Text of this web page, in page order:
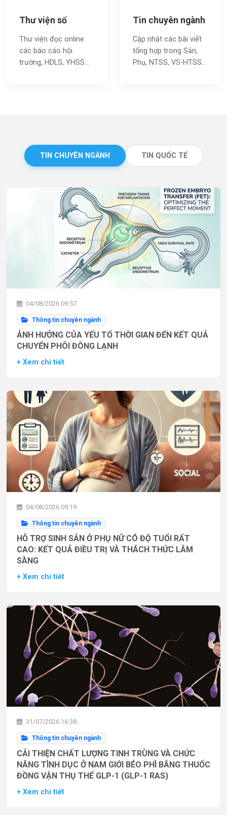
Thư viện số
Thư viện đọc online
các báo cáo hội
trường, HDLS, YHSS…
Tin chuyên ngành
Cập nhật các bài viết
tổng hợp trong Sản,
Phụ, NTSS, VS-HTSS...
TIN CHUYÊN NGÀNH TIN QUỐC TẾ
04/08/2026 09:57
Thông tin chuyên ngành
ẢNH HƯỞNG CỦA YẾU TỐ THỜI GIAN ĐẾN KẾT QUẢ
CHUYỂN PHÔI ĐÔNG LẠNH
+ Xem chi tiết
04/08/2026 09:19
Thông tin chuyên ngành
HỖ TRỢ SINH SẢN Ở PHỤ NỮ CÓ ĐỘ TUỔI RẤT
CAO: KẾT QUẢ ĐIỀU TRỊ VÀ THÁCH THỨC LÂM
SÀNG
+ Xem chi tiết
31/07/2026 16:38
Thông tin chuyên ngành
CẢI THIỆN CHẤT LƯỢNG TINH TRÙNG VÀ CHỨC
NĂNG TÌNH DỤC Ở NAM GIỚI BÉO PHÌ BẰNG THUỐC
ĐỒNG VẬN THỤ THỂ GLP-1 (GLP-1 RAS)
+ Xem chi tiết